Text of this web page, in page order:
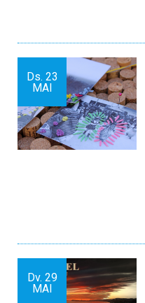
Ds. 23
MAI
Dv. 29
MAI